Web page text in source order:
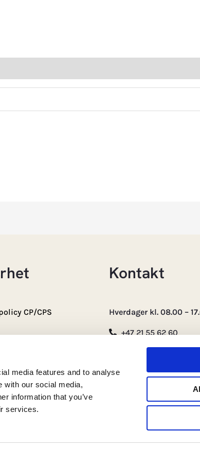
media features and to analyse
with our social media,
information that you’ve
services.
CP/CPS
Kontakt
Hverdager kl. 08.00 –
+47 21 55 62 60
Fornebuveien 1,